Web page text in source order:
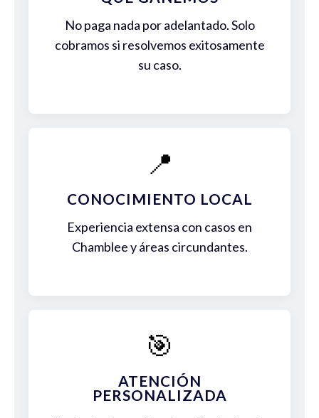
No paga nada por adelantado. Solo
cobramos si resolvemos exitosamente
su caso.
📍
CONOCIMIENTO LOCAL
Experiencia extensa con casos en
Chamblee y áreas circundantes.
🎯
ATENCIÓN
PERSONALIZADA